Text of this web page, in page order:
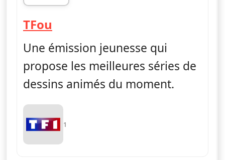
fin 10h55
TFou
Une émission jeunesse qui
propose les meilleures séries de
dessins animés du moment.
1